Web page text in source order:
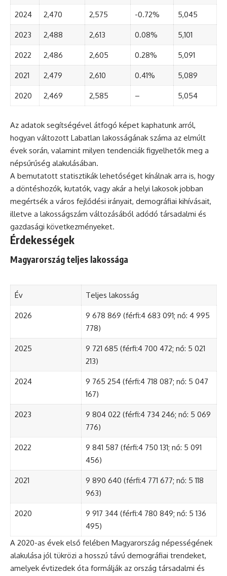
2024 2,470 2,575 -0.72% 5,045
2023 2,488 2,613 0.08% 5,101
2022 2,486 2,605 0.28% 5,091
2021 2,479 2,610 0.41% 5,089
2020 2,469 2,585 – 5,054
Az adatok segítségével átfogó képet kaphatunk arról,
hogyan változott Labatlan lakosságának száma az elmúlt
évek során, valamint milyen tendenciák figyelhetők meg a
népsűrűség alakulásában.
A bemutatott statisztikák lehetőséget kínálnak arra is, hogy
a döntéshozók, kutatók, vagy akár a helyi lakosok jobban
megértsék a város fejlődési irányait, demográfiai kihívásait,
illetve a lakosságszám változásából adódó társadalmi és
gazdasági következményeket.
Érdekességek
Magyarország teljes lakossága
Év Teljes lakosság
2026
9 678 869 (férfi:4 683 091; nő: 4 995
778)
2025
9 721 685 (férfi:4 700 472; nő: 5 021
213)
2024
9 765 254 (férfi:4 718 087; nő: 5 047
167)
2023
9 804 022 (férfi:4 734 246; nő: 5 069
776)
2022
9 841 587 (férfi:4 750 131; nő: 5 091
456)
2021
9 890 640 (férfi:4 771 677; nő: 5 118
963)
2020
9 917 344 (férfi:4 780 849; nő: 5 136
495)
A 2020-as évek első felében Magyarország népességének
alakulása jól tükrözi a hosszú távú demográfiai trendeket,
amelyek évtizedek óta formálják az ország társadalmi és